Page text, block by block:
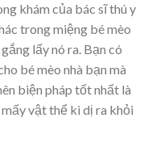
khám của bác sĩ thú y
trong miệng bé mèo
lấy nó ra. Bạn có
bé mèo nhà bạn mà
biện pháp tốt nhất là
vật thể kì dị ra khỏi